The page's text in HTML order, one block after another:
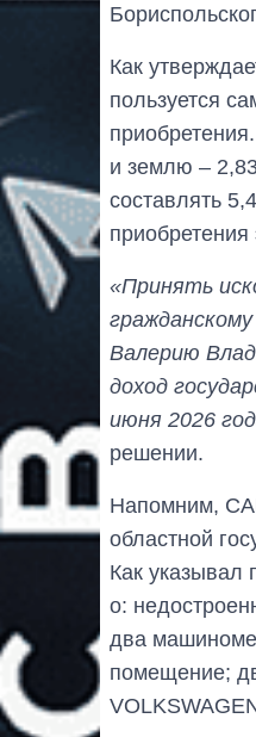
Как
пользуется
и землю –
составлять
приобретения
«Принять
Валерию
доход
июня 2026
решении.
Напомним,
областной
Как указывал
о:
два
помещение;